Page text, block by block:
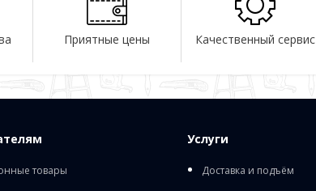
Приятные цены Качественный сервис
товары
Услуги
Доставка и подъём